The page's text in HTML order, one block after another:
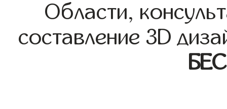
Области,
составление 3D